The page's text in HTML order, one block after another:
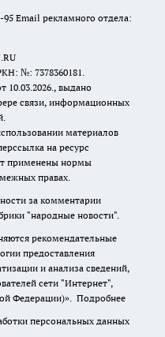
Email рекламного отдела:
№: 7378360181.
10.03.2026., выдано
связи, информационных
материалов
на ресурс
применены нормы
правах.
за комментарии
"народные новости".
рекомендательные
предоставления
и анализа сведений,
сети "Интернет",
Федерации)». Подробнее
персональных данных